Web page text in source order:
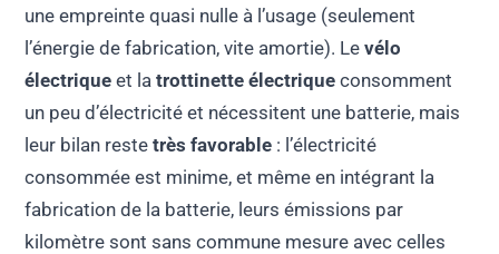
une empreinte quasi nulle à l’usage (seulement
l’énergie de fabrication, vite amortie). Levélo
électrique et latrottinette électrique consomment
un peu d’électricité et nécessitent une batterie, mais
leur bilan restetrès favorable : l’électricité
consommée est minime, et même en intégrant la
fabrication de la batterie, leurs émissions par
kilomètre sont sans commune mesure avec celles